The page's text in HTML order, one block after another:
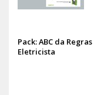
Pack: ABC da
Eletricista